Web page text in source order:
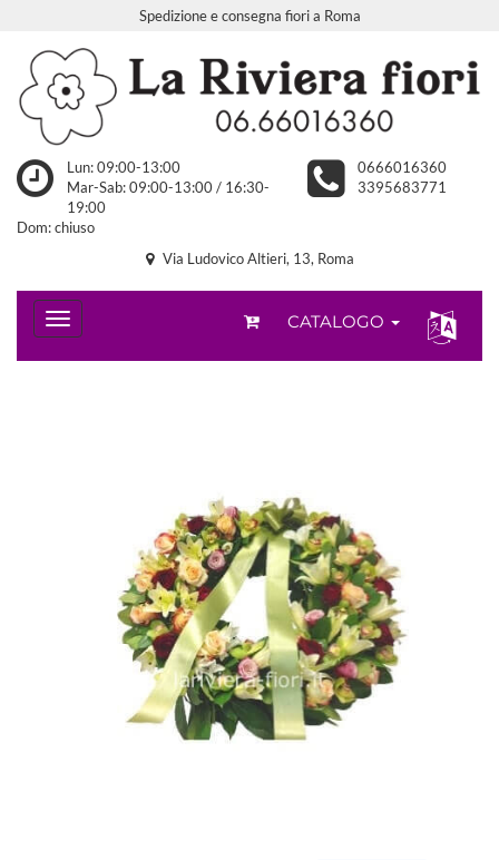
Spedizione e consegna fiori a Roma
Lun: 09:00-13:00
Mar-Sab: 09:00-13:00 / 16:30-
19:00
Dom: chiuso
0666016360
3395683771
Via Ludovico Altieri, 13, Roma
CATALOGO